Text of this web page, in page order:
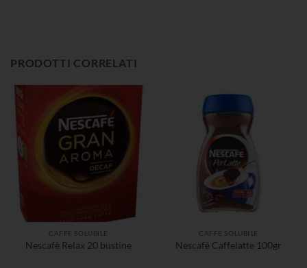
PRODOTTI CORRELATI
CAFFÈ SOLUBILE
Nescafè Relax 20 bustine
CAFFÈ SOLUBILE
Nescafè Caffelatte 100gr